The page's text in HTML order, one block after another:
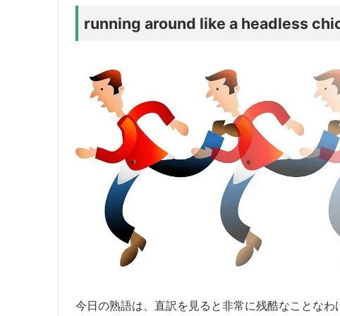
running around like a headless
今日の熟語は、直訳を見ると非常に残酷なことなわ